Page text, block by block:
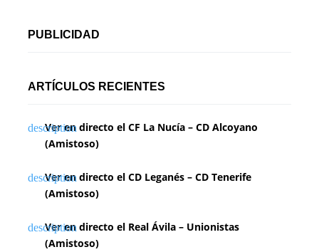
PUBLICIDAD
ARTÍCULOS RECIENTES
Ver en directo el CF La Nucía – CD Alcoyano
(Amistoso)
Ver en directo el CD Leganés – CD Tenerife
(Amistoso)
Ver en directo el Real Ávila – Unionistas
(Amistoso)